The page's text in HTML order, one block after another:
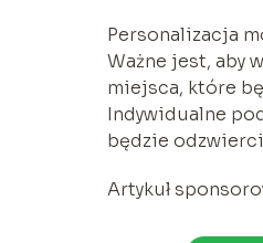
Personalizacja
Ważne jest, aby
miejsca, które
Indywidualne
będzie
Artykuł